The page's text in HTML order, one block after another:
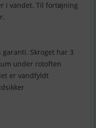
i vandet. Til fortøjning
Skroget har 3
under rotoften
er vandfyldt